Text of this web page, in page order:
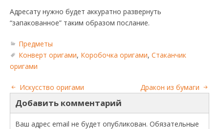
Адресату нужно будет аккуратно развернуть
“запакованное” таким образом послание.
Предметы
Конверт оригами, Коробочка оригами, Стаканчик
оригами
Искусство оригами Дракон из бумаги
Добавить комментарий
Ваш адрес email не будет опубликован. Обязательные